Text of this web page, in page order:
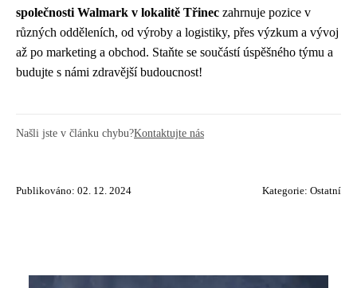
společnosti Walmark v lokalitě Třinec zahrnuje pozice v
různých odděleních, od výroby a logistiky, přes výzkum a vývoj
až po marketing a obchod. Staňte se součástí úspěšného týmu a
budujte s námi zdravější budoucnost!
Našli jste v článku chybu?Kontaktujte nás
Publikováno: 02. 12. 2024 Kategorie: Ostatní